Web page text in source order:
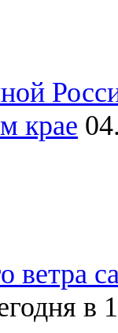
крае
ветра
в